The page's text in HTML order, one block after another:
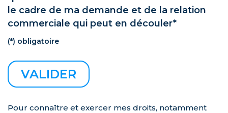
le cadre de ma demande et de la relation
commerciale qui peut en découler*
(*) obligatoire
Pour connaître et exercer mes droits, notamment